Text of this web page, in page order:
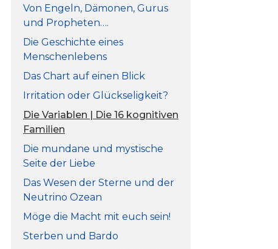
Von Engeln, Dämonen, Gurus
und Propheten….
Die Geschichte eines
Menschenlebens
Das Chart auf einen Blick
Irritation oder Glückseligkeit?
Die Variablen | Die 16 kognitiven
Familien
Die mundane und mystische
Seite der Liebe
Das Wesen der Sterne und der
Neutrino Ozean
Möge die Macht mit euch sein!
Sterben und Bardo